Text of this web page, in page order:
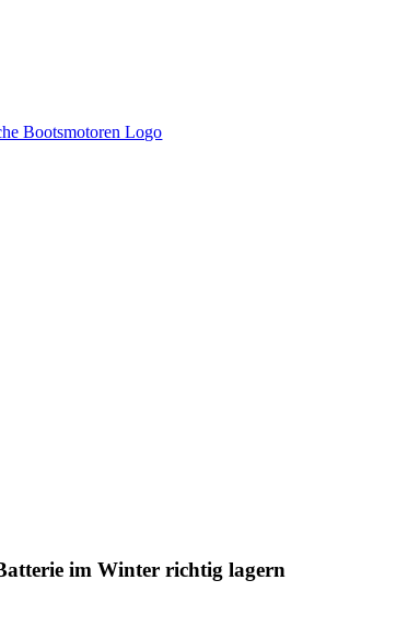
im Winter richtig lagern